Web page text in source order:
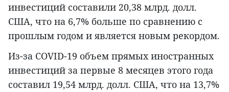
инвестиций составили 20,38 млрд. долл.
США, что на 6,7% больше по сравнению с
прошлым годом и является новым рекордом.
Из-за COVID-19 объем прямых иностранных
инвестиций за первые 8 месяцев этого года
составил 19,54 млрд. долл. США, что на 13,7%